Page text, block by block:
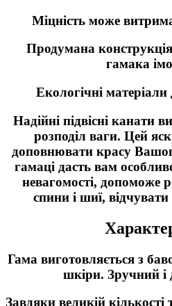
Міцність може
Продумана
гамака
Екологічні
Надійні підвісні канати
розподіл ваги. Цей
доповнювати красу
гамаці дасть вам
невагомості, допоможе
спини і шиї,
Гама виготовляється з
шкіри. Зручний і
Завдяки великій